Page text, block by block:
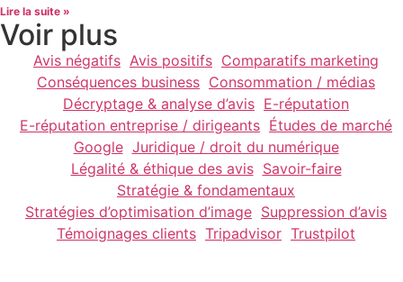
Lire la suite »
Voir plus
Avis négatifs Avis positifs Comparatifs marketing
Conséquences business Consommation / médias
Décryptage & analyse d’avis E-réputation
E-réputation entreprise / dirigeants Études de marché
Google Juridique / droit du numérique
Légalité & éthique des avis Savoir-faire
Stratégie & fondamentaux
Stratégies d’optimisation d’image Suppression d’avis
Témoignages clients Tripadvisor Trustpilot